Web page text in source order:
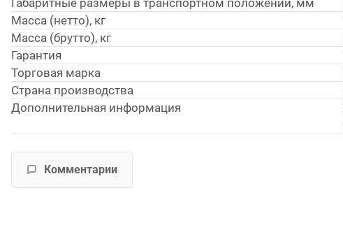
Габаритные размеры в транспортном положении, мм
Масса (нетто), кг
Масса (брутто), кг
Гарантия
Торговая марка
Страна производства
Дополнительная информация
Комментарии